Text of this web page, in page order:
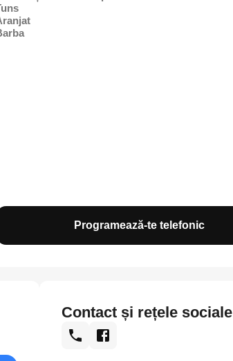
Programează-te telefonic
Contact și rețele sociale